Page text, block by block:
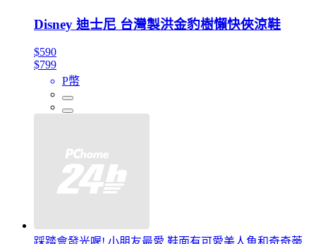
Disney 迪士尼 台灣製洪金豹樹懶快俠涼鞋
$590
$799
P幣
踩踏會發光喔! 小朋友最愛 鞋面有可愛美人魚和奇奇蒂